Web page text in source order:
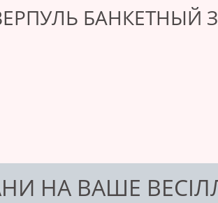
БАНКЕТНЫЙ
НА ВАШЕ